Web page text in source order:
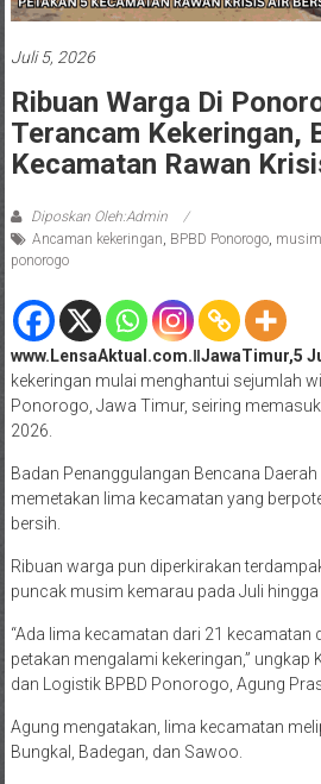
Juli 5, 2026
Ribuan Warga Di
Terancam Kekeringan,
Kecamatan Rawan
Diposkan Oleh:Admin
Ancaman kekeringan BPBD Ponorogo,
ponorogo
www.LensaAktual.com.ǁJawaTimur,5
kekeringan mulai menghantui sejumlah
Ponorogo, Jawa Timur, seiring
2026.
Badan Penanggulangan Bencana
memetakan lima kecamatan yang
bersih.
Ribuan warga pun diperkirakan
puncak musim kemarau pada Juli
“Ada lima kecamatan dari 21
petakan mengalami kekeringan,” ungkap
dan Logistik BPBD Ponorogo, Agung
Agung mengatakan, lima kecamatan
Bungkal, Badegan, dan Sawoo.